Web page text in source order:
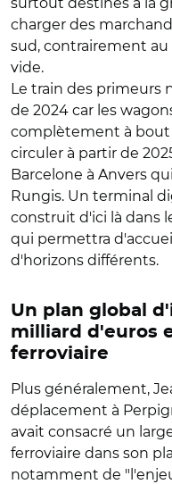
charger des
sud, contrairement
vide.
Le train des primeurs
de 2024 car les
complètement à bout
circuler à partir de
Barcelone à Anvers
Rungis. Un terminal
construit d'ici là dans
qui permettra
d'horizons différents.
Un plan global
milliard d'euros
ferroviaire
Plus généralement,
déplacement à
avait consacré un
ferroviaire dans son
notamment de